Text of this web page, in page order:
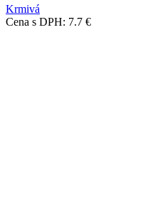
Krmivá
Cena s DPH: 7.7 €